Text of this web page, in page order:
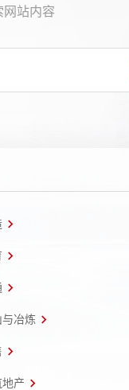
网站内容
冶炼
地产